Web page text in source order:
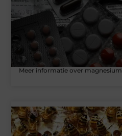
Meer informatie over magnesium